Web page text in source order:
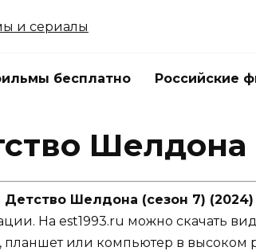
бесплатно Российские
Шелдона
Детство Шелдона (сезон 7)
На est1993.ru можно скачать
планшет или компьютер в высоком